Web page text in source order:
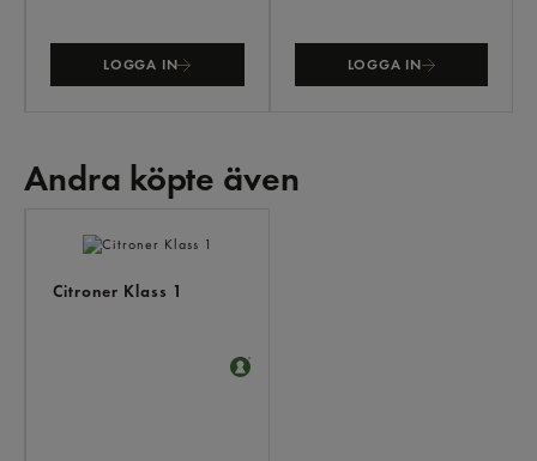
LOGGA IN LOGGA IN
Andra köpte även
Citroner Klass 1